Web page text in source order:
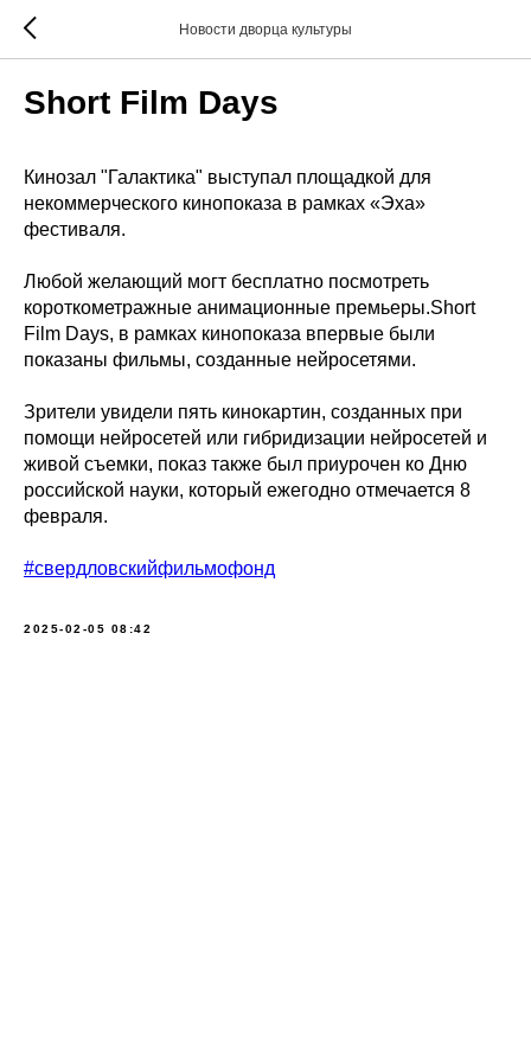
Новости дворца культуры
Short Film Days
Кинозал "Галактика" выступал площадкой для
некоммерческого кинопоказа в рамках «Эха»
фестиваля.
Любой желающий могт бесплатно посмотреть
короткометражные анимационные премьеры.Short
Film Days, в рамках кинопоказа впервые были
показаны фильмы, созданные нейросетями.
Зрители увидели пять кинокартин, созданных при
помощи нейросетей или гибридизации нейросетей и
живой съемки, показ также был приурочен ко Дню
российской науки, который ежегодно отмечается 8
февраля.
#свердловскийфильмофонд
2025-02-05 08:42